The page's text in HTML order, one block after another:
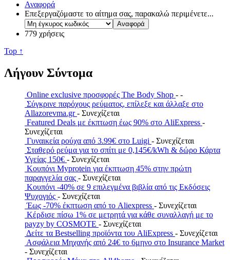
Αναφορά
Επεξεργαζόμαστε το αίτημα σας, παρακαλώ περιμένετε...
779 χρήσεις
Top ↑
Λήγουν Σύντομα
Online exclusive προσφορές The Body Shop - -
Σύγκρινε παρόχους ρεύματος, επίλεξε και άλλαξε στο
Allazorevma.gr- Συνεχίζεται
Featured Deals με έκπτωση έως 90% στο AliExpress -
Συνεχίζεται
Γυναικεία ρούχα από 3.99€ στο Luigi - Συνεχίζεται
Σταθερό ρεύμα για το σπίτι με 0,145€/kWh & δώρο Κάρτα
Υγείας 150€ - Συνεχίζεται
Κουπόνι Myprotein για έκπτωση 45% στην πρώτη
παραγγελία σας - Συνεχίζεται
Κουπόνι -40% σε 9 επιλεγμένα βιβλία από τις Εκδόσεις
Ψυχογιός - Συνεχίζεται
Έως -70% έκπτωση από το Aliexpress - Συνεχίζεται
Κέρδισε πίσω 1% σε μετρητά για κάθε συναλλαγή με το
payzy by COSMOTE - Συνεχίζεται
Δείτε τα Bestselling προϊόντα του AliExpress - Συνεχίζεται
Ασφάλεια Μηχανής από 24€ το 6μηνο στο Insurance Market
- Συνεχίζεται